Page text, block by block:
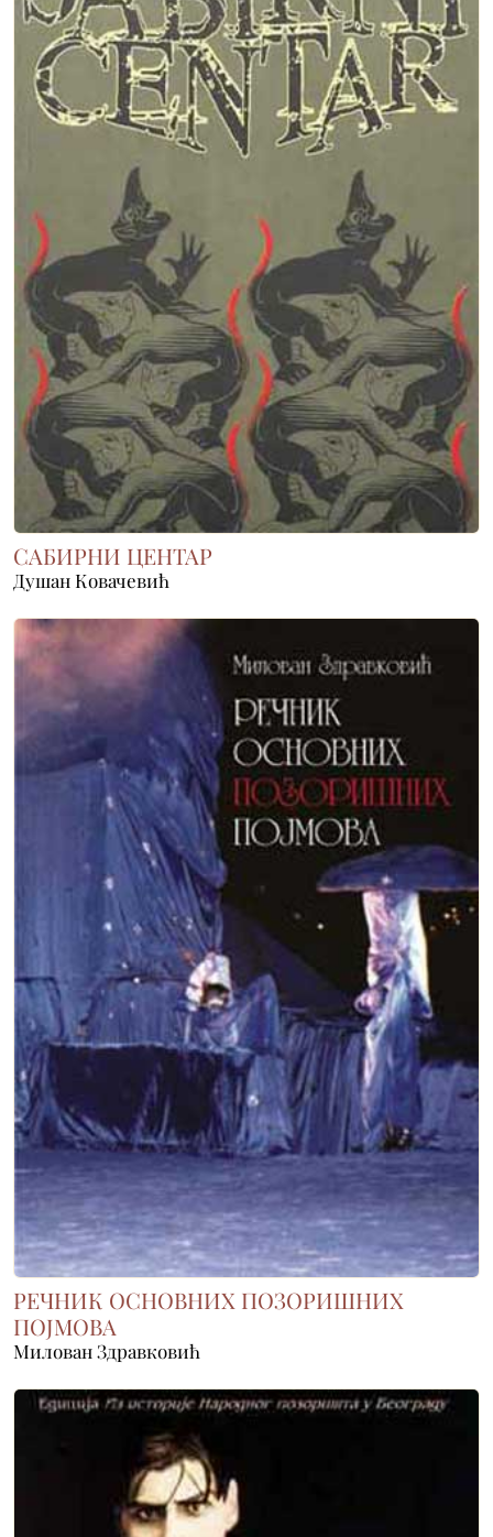
САБИРНИ ЦЕНТАР
Душан Ковачевић
РЕЧНИК ОСНОВНИХ ПОЗОРИШНИХ
ПОЈМОВА
Милован Здравковић